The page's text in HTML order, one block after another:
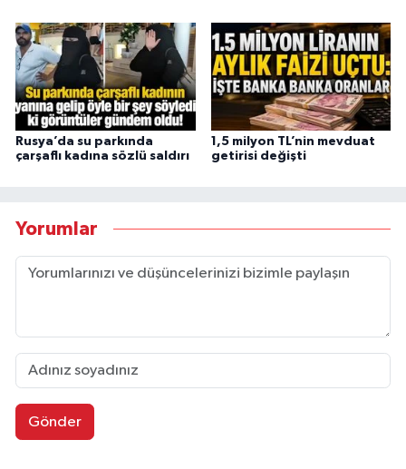
Rusya’da su parkında
çarşaflı kadına sözlü saldırı
1,5 milyon TL’nin mevduat
getirisi değişti
Yorumlar
Gönder